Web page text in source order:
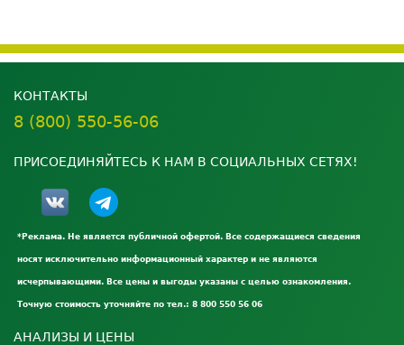
КОНТАКТЫ
8 (800) 550-56-06
ПРИСОЕДИНЯЙТЕСЬ К НАМ В СОЦИАЛЬНЫХ СЕТЯХ!
*Реклама. Не является публичной офертой. Все содержащиеся сведения
носят исключительно информационный характер и не являются
исчерпывающими. Все цены и выгоды указаны с целью ознакомления.
Точную стоимость уточняйте по тел.: 8 800 550 56 06
АНАЛИЗЫ И ЦЕНЫ